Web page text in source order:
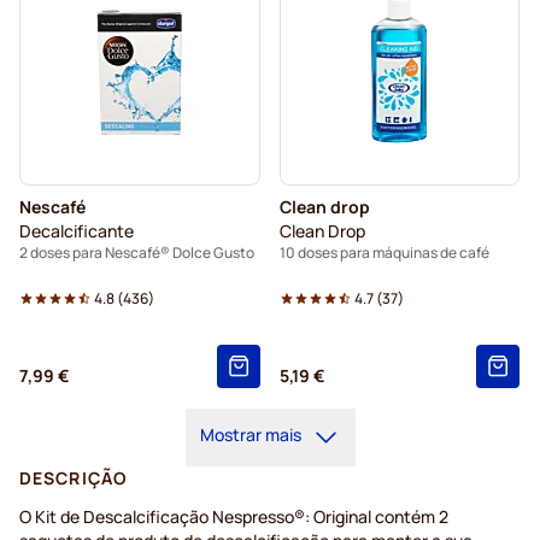
Nescafé
Decalcificante
2 doses para Nescafé® Dolce Gusto
4.8(436)
7,99 €
Clean drop
Clean Drop
10 doses para máquinas de café
4.7(37)
5,19 €
Mostrar mais
DESCRIÇÃO
O Kit de Descalcificação Nespresso®: Original contém 2